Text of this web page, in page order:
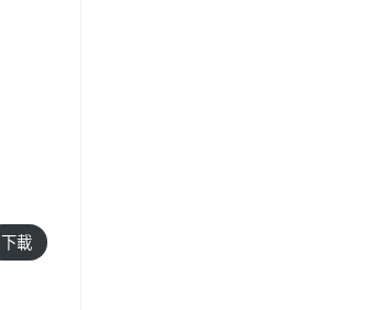
下載